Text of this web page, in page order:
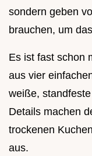
sondern geben
brauchen, um
Es ist fast schon
aus vier
weiße,
Details machen
trockenen
aus.